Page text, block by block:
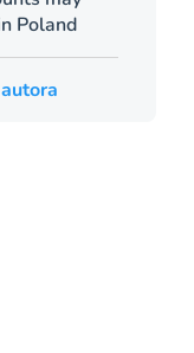
Poland